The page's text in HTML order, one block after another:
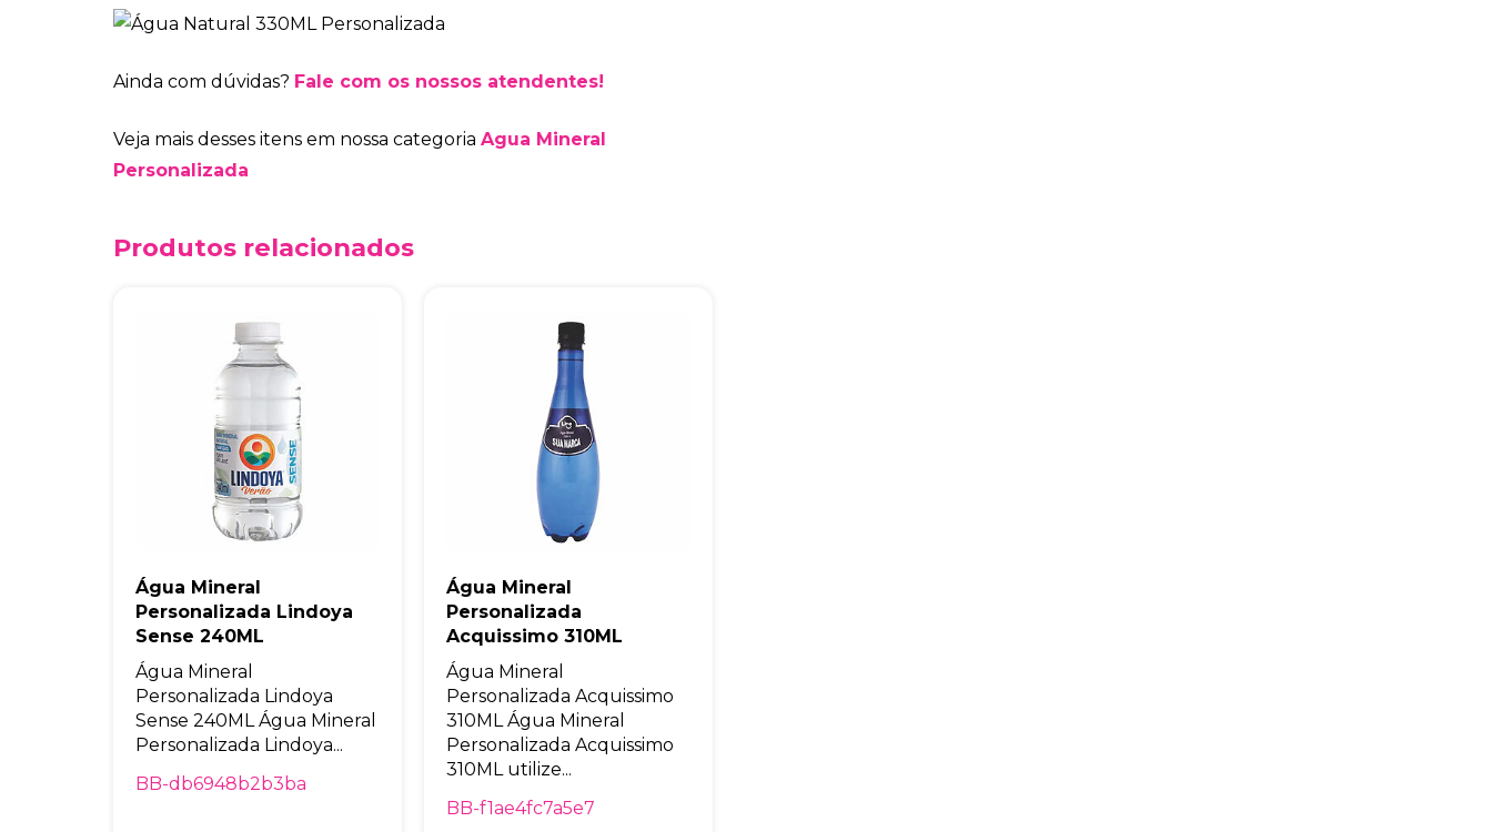
Ainda com dúvidas? Fale com os nossos atendentes!
Veja mais desses itens em nossa categoria Agua Mineral
Personalizada
Produtos relacionados
Água Mineral
Personalizada Lindoya
Sense 240ML
Água Mineral
Personalizada Lindoya
Sense 240ML Água Mineral
Personalizada Lindoya...
BB-db6948b2b3ba
Água Mineral
Personalizada
Acquissimo 310ML
Água Mineral
Personalizada Acquissimo
310ML Água Mineral
Personalizada Acquissimo
310ML utilize...
BB-f1ae4fc7a5e7
Eu concordo em receber comunicações.
A nossa empresa está comprometida a proteger e respeitar sua
privacidade, utilizaremos seus dados apenas para fins de
marketing. Você pode alterar suas preferências a qualquer
momento.